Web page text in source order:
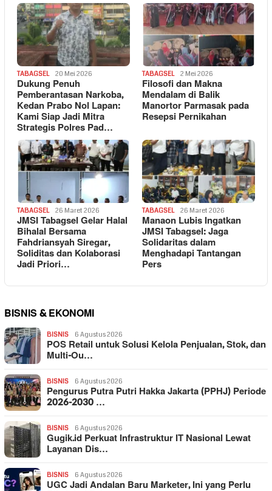
TABAGSEL 20 Mei 2026
Dukung Penuh
Pemberantasan Narkoba,
Kedan Prabo Nol Lapan:
Kami Siap Jadi Mitra
Strategis Polres Pad…
TABAGSEL 2 Mei 2026
Filosofi dan Makna
Mendalam di Balik
Manortor Parmasak pada
Resepsi Pernikahan
TABAGSEL 26 Maret 2026
JMSI Tabagsel Gelar Halal
Bihalal Bersama
Fahdriansyah Siregar,
Soliditas dan Kolaborasi
Jadi Priori…
TABAGSEL 26 Maret 2026
Manaon Lubis Ingatkan
JMSI Tabagsel: Jaga
Solidaritas dalam
Menghadapi Tantangan
Pers
BISNIS & EKONOMI
BISNIS 6 Agustus 2026
POS Retail untuk Solusi Kelola Penjualan, Stok, dan
Multi-Ou…
BISNIS 6 Agustus 2026
Pengurus Putra Putri Hakka Jakarta (PPHJ) Periode
2026-2030 …
BISNIS 6 Agustus 2026
Gugik.id Perkuat Infrastruktur IT Nasional Lewat
Layanan Dis…
BISNIS 6 Agustus 2026
UGC Jadi Andalan Baru Marketer, Ini yang Perlu